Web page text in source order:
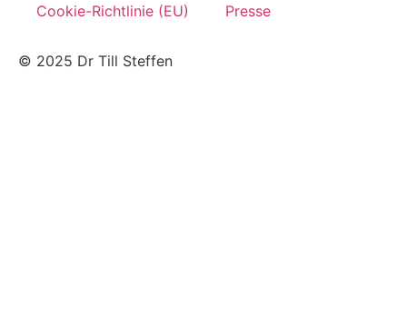
Cookie-Richtlinie (EU) Presse
© 2025 Dr Till Steffen